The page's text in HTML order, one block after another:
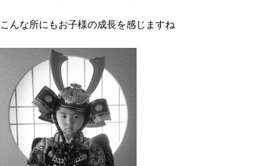
こんな所にもお子様の成長を感じますね